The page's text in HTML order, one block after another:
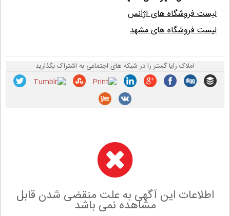
لیست فروشگاه های آژانس
لیست فروشگاه های مشهد
املاک رایا گستر را در شبکه های اجتماعی به اشتراک بگذارید
اطلاعات این آگهی به علت منقضی شدن قابل
مشاهده نمی باشد